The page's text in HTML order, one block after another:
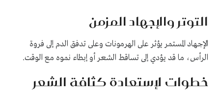
التوتر والإجهاد المزمن
الإجهاد المستمر يؤثر على الهرمونات وعلى تدفق الدم إلى فروة
الرأس، ما قد يؤدي إلى تساقط الشعر أو إبطاء نموه مع الوقت.
خطوات لإستعادة كثافة الشعر